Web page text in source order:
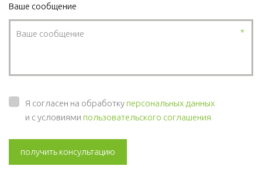
Ваше сообщение
*
Я согласен на обработкуперсональных данных
и с условиями пользовательского соглашения
получить консультацию